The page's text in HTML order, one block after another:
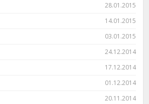
28.01.2015
14.01.2015
03.01.2015
24.12.2014
17.12.2014
01.12.2014
20.11.2014